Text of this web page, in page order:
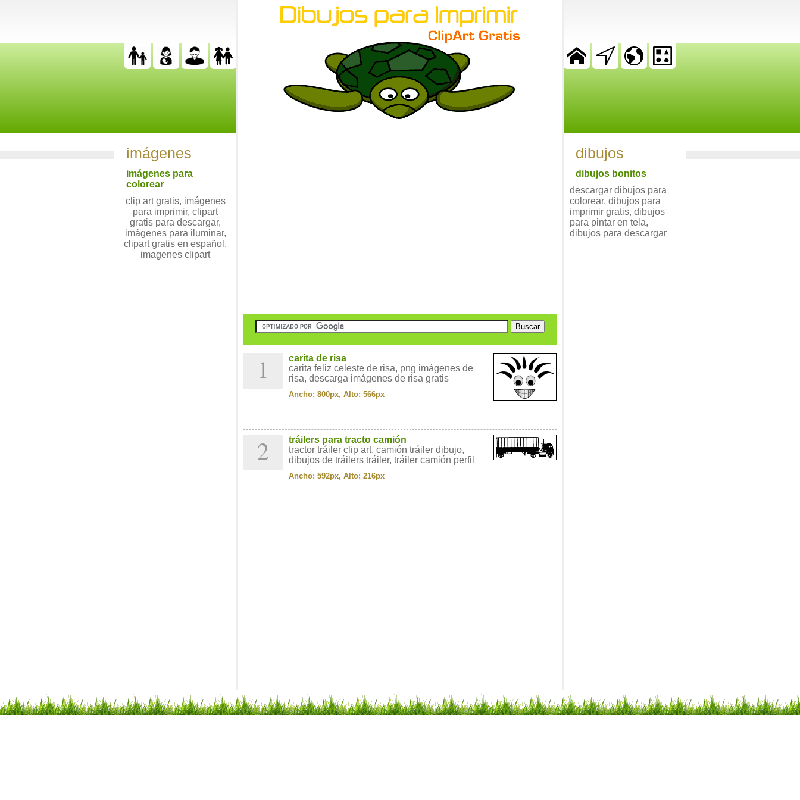
1
carita de risa
carita feliz celeste de risa, png imágenes de
risa, descarga imágenes de risa gratis
Ancho: 800px, Alto: 566px
2
tráilers para tracto camión
tractor tráiler clip art, camión tráiler dibujo,
dibujos de tráilers tráiler, tráiler camión perfil
Ancho: 592px, Alto: 216px
imágenes
imágenes para
colorear
clip art gratis, imágenes
para imprimir, clipart
gratis para descargar,
imágenes para iluminar,
clipart gratis en español,
imagenes clipart
dibujos
dibujos bonitos
descargar dibujos para
colorear, dibujos para
imprimir gratis, dibujos
para pintar en tela,
dibujos para descargar